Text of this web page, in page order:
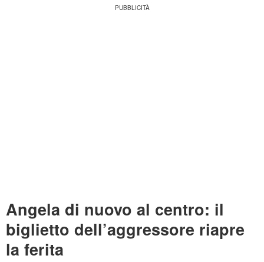
Angela di nuovo al centro: il
biglietto dell’aggressore riapre
la ferita